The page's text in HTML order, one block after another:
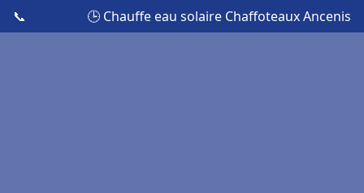
📞 🕒 Chauffe eau solaire Chaffoteaux Ancenis